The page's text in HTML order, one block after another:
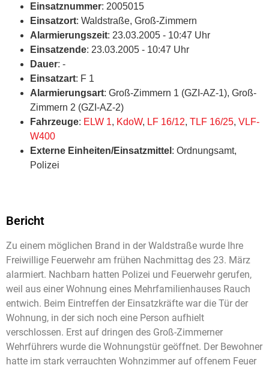
Einsatznummer: 2005015
Einsatzort: Waldstraße, Groß-Zimmern
Alarmierungszeit: 23.03.2005 - 10:47 Uhr
Einsatzende: 23.03.2005 - 10:47 Uhr
Dauer: -
Einsatzart: F 1
Alarmierungsart: Groß-Zimmern 1 (GZI-AZ-1), Groß-
Zimmern 2 (GZI-AZ-2)
Fahrzeuge: ELW 1, KdoW, LF 16/12, TLF 16/25, VLF-
W400
Externe Einheiten/Einsatzmittel : Ordnungsamt,
Polizei
Bericht
Zu einem möglichen Brand in der Waldstraße wurde Ihre
Freiwillige Feuerwehr am frühen Nachmittag des 23. März
alarmiert. Nachbarn hatten Polizei und Feuerwehr gerufen,
weil aus einer Wohnung eines Mehrfamilienhauses Rauch
entwich. Beim Eintreffen der Einsatzkräfte war die Tür der
Wohnung, in der sich noch eine Person aufhielt
verschlossen. Erst auf dringen des Groß-Zimmerner
Wehrführers wurde die Wohnungstür geöffnet. Der Bewohner
hatte im stark verrauchten Wohnzimmer auf offenem Feuer